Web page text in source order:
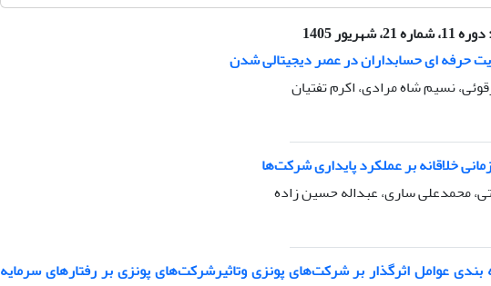
دوره 11، شماره 21، شهریور 1405
حرفه ای حسابداران در عصر دیجیتالی شدن
نسیم شاه مرادی، اکرم تفتیان
خلاقانه بر عملکرد پایداری شرکت‌ها
محمدعلی ساری، عبداله حسین زاده
عوامل اثر‌گذار بر شرکت‌های پونزی وتاثیرشرکت‌های پونزی بر رفتارهای سرمایه